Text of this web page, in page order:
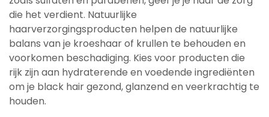
die het verdient. Natuurlijke
haarverzorgingsproducten helpen de natuurlijke
balans van je kroeshaar of krullen te behouden en
voorkomen beschadiging. Kies voor producten die
rijk zijn aan hydraterende en voedende ingrediënten
om je black hair gezond, glanzend en veerkrachtig te
houden.